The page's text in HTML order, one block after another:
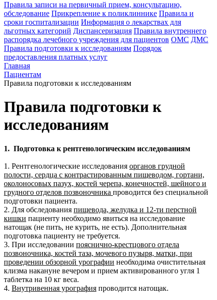
Правила записи на первичный прием, консультацию,
обследование Прикрепление к поликлиннике Правила и
сроки госпитализации Информация о лекарствах для
льготных категорий Диспансеризация Правила внутреннего
распорядка лечебного учреждения для пациентов ОМС ДМС
Правила подготовки к исследованиям Порядок
предоставления платных услуг
Главная
Пациентам
Правила подготовки к исследованиям
Правила подготовки к
исследованиям
1. Подготовка к рентгенологическим исследованиям
1. Рентгенологические исследования органов грудной
полости, сердца с контрастированным пищеводом, гортани,
околоносовых пазух, костей черепа, конечностей, шейного и
грудного отделов позвоночника проводится без специальной
подготовки пациента.
2. Для обследования пищевода, желудка и 12-ти перстной
кишки пациенту необходимо явиться на исследование
натощак (не пить, не курить, не есть). Дополнительная
подготовка пациенту не требуется.
3. При исследовании пояснично-крестцового отдела
позвоночника, костей таза, мочевого пузыря, матки, при
проведении обзорной урографии необходима очистительная
клизма накануне вечером и прием активированного угля 1
таблетка на 10 кг веса.
4. Внутривенная урография проводится натощак.